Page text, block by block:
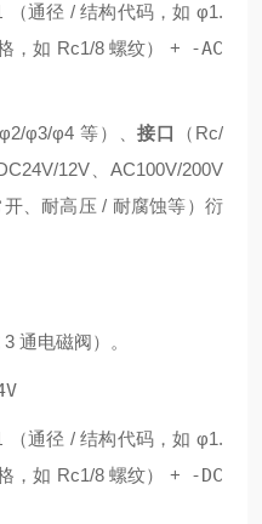
（通径 / 结构代码，如 φ1.
，如 Rc1/8 螺纹） +
-AC
φ2/φ3/φ4 等）、接口
（Rc/
12V、AC100V/200V
开、耐高压 / 耐腐蚀等）衍
通电磁阀）。
（通径 / 结构代码，如 φ1.
，如 Rc1/8 螺纹） +
-DC